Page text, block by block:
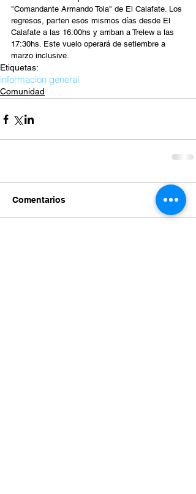
"Comandante Armando Tola" de El Calafate. Los
regresos, parten esos mismos días desde El
Calafate a las 16:00hs y arriban a Trelew a las
17:30hs. Este vuelo operará de setiembre a
marzo inclusive.
Etiquetas:
informacion general
Comunidad
Comentarios